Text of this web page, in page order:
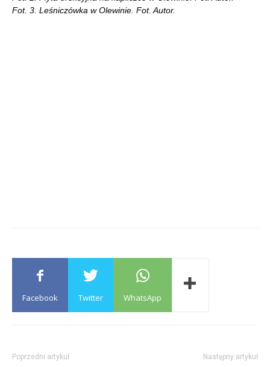
Fot. 3. Leśniczówka w Olewinie. Fot. Autor.
Facebook Twitter WhatsApp
Poprzedni artykuł Następny artykuł